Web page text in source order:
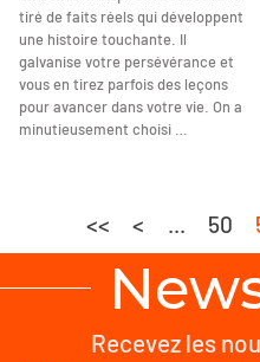
tiré de faits réels qui développent
une histoire touchante. Il
galvanise votre persévérance et
vous en tirez parfois des leçons
pour avancer dans votre vie. On a
minutieusement choisi …
<< < ... 50
Recevez les